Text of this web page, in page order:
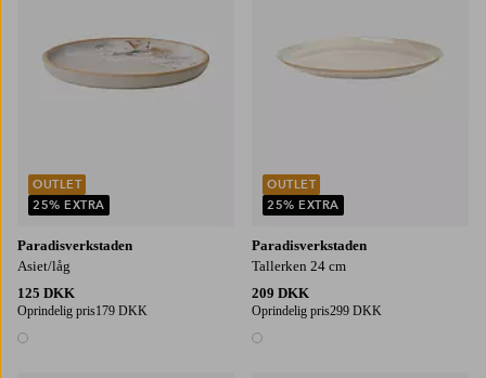
Paradisverkstaden
Asiet/låg
125 DKK
Oprindelig pris179 DKK
1 farve
OUTLET
25% EXTRA
Paradisverkstaden
Tallerken 24 cm
209 DKK
Oprindelig pris299 DKK
1 farve
OUTLET
25% EXTRA